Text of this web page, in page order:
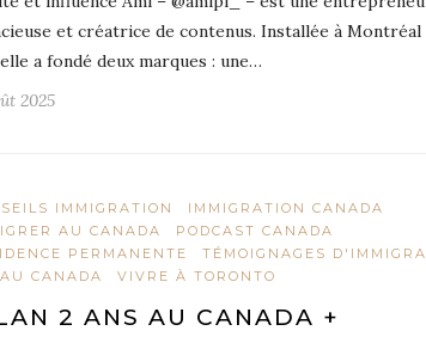
et créatrice de contenus. Installée à Montréal
a fondé deux marques : une…
2025
IMMIGRATION
IMMIGRATION CANADA
AU CANADA
PODCAST CANADA
PERMANENTE
TÉMOIGNAGES
CANADA
VIVRE À TORONTO
2 ANS AU CANADA +